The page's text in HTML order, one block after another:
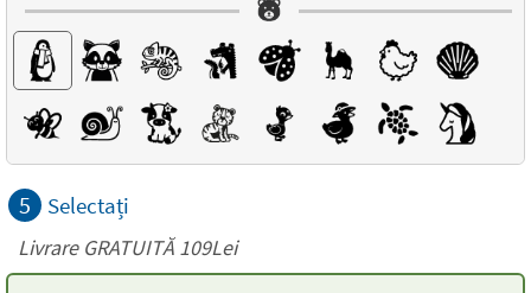
5 Selectați
Livrare GRATUITĂ 109Lei